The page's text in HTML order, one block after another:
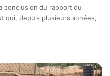
conclusion du rapport du
qui, depuis plusieurs années,